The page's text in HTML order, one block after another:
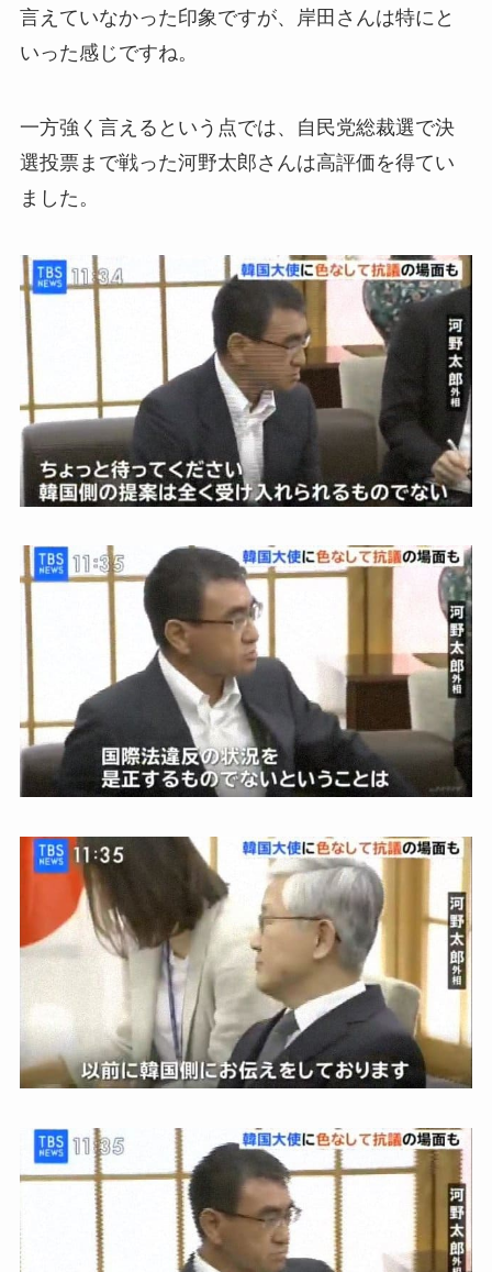
言えていなかった印象ですが、岸田さんは特にと
いった感じですね。
一方強く言えるという点では、自民党総裁選で決
選投票まで戦った河野太郎さんは高評価を得てい
ました。